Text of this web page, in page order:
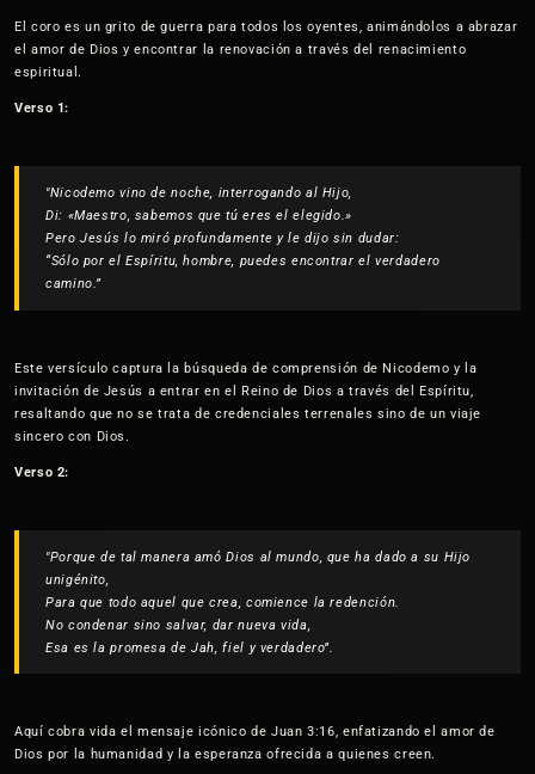
El coro es un grito de guerra para todos los oyentes, animándolos a abrazar
el amor de Dios y encontrar la renovación a través del renacimiento
espiritual.
Verso 1:
"Nicodemo vino de noche, interrogando al Hijo,
Di: «Maestro, sabemos que tú eres el elegido.»
Pero Jesús lo miró profundamente y le dijo sin dudar:
“Sólo por el Espíritu, hombre, puedes encontrar el verdadero
camino.”
Este versículo captura la búsqueda de comprensión de Nicodemo y la
invitación de Jesús a entrar en el Reino de Dios a través del Espíritu,
resaltando que no se trata de credenciales terrenales sino de un viaje
sincero con Dios.
Verso 2:
"Porque de tal manera amó Dios al mundo, que ha dado a su Hijo
unigénito,
Para que todo aquel que crea, comience la redención.
No condenar sino salvar, dar nueva vida,
Esa es la promesa de Jah, fiel y verdadero”.
Aquí cobra vida el mensaje icónico de Juan 3:16, enfatizando el amor de
Dios por la humanidad y la esperanza ofrecida a quienes creen.